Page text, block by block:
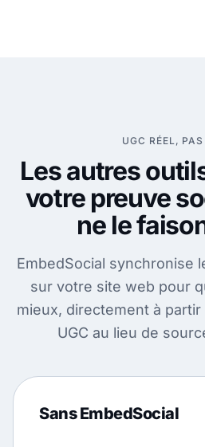
UGC RÉEL,
Les autres
votre preuve
ne le
EmbedSocial synchronise
sur votre site web pour
mieux, directement à
UGC au lieu de
Sans EmbedSocial